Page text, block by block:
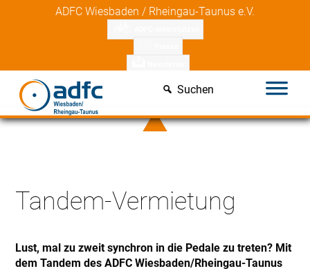
ADFC Wiesbaden / Rheingau-Taunus e.V.
Suchen
Tandem-Vermietung
Lust, mal zu zweit synchron in die Pedale zu treten? Mit
dem Tandem des ADFC Wiesbaden/Rheingau-Taunus